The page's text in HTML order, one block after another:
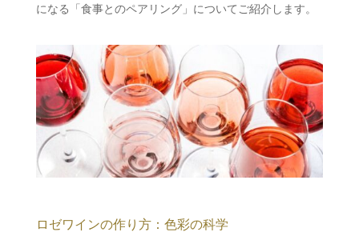
になる「食事とのペアリング」についてご紹介します。
ロゼワインの作り方：色彩の科学